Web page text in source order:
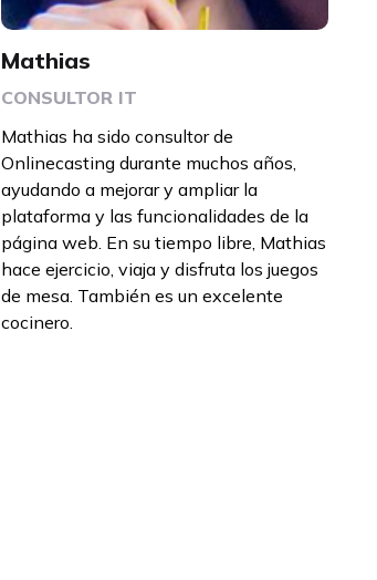
Mathias
CONSULTOR IT
Mathias ha sido consultor de
Onlinecasting durante muchos años,
ayudando a mejorar y ampliar la
plataforma y las funcionalidades de la
página web. En su tiempo libre, Mathias
hace ejercicio, viaja y disfruta los juegos
de mesa. También es un excelente
cocinero.